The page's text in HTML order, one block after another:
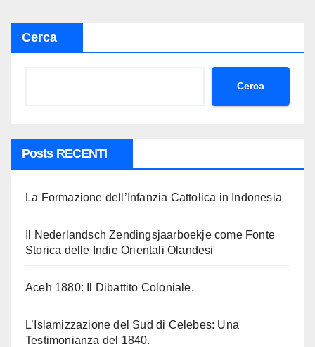
Cerca
Cerca
Posts RECENTI
La Formazione dell’Infanzia Cattolica in Indonesia
Il Nederlandsch Zendingsjaarboekje come Fonte
Storica delle Indie Orientali Olandesi
Aceh 1880: Il Dibattito Coloniale.
L’Islamizzazione del Sud di Celebes: Una
Testimonianza del 1840.